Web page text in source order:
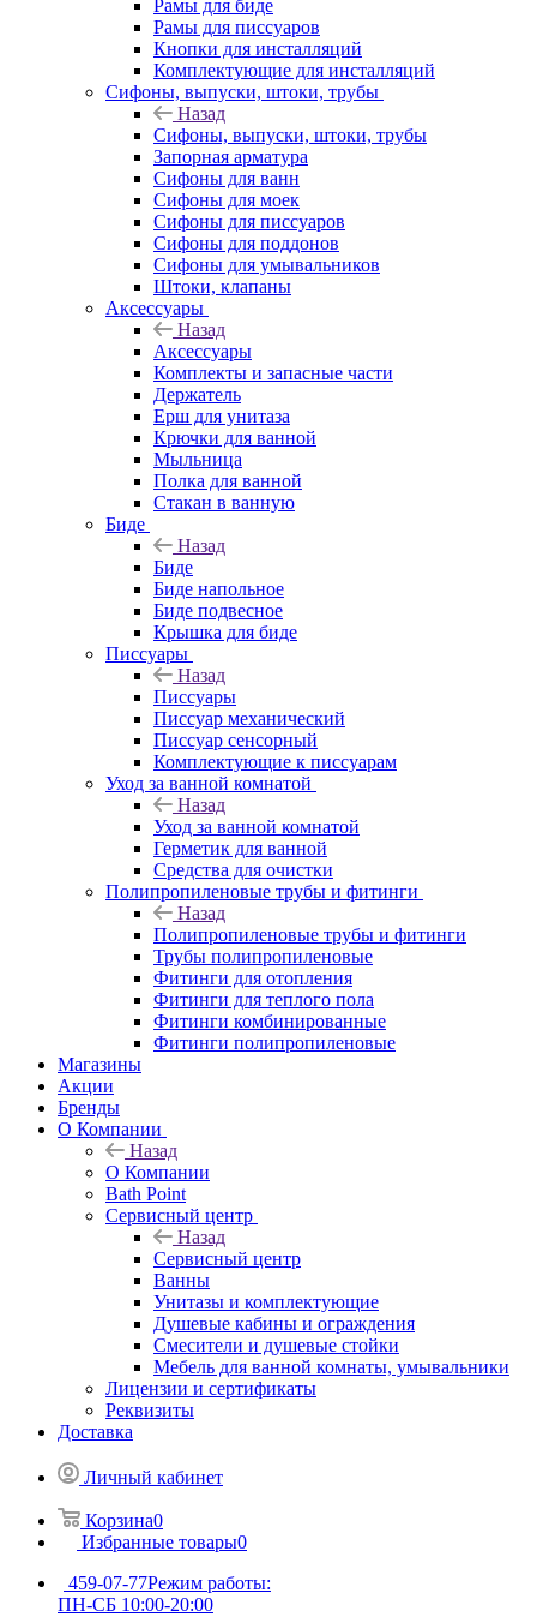
Рамы для биде
Рамы для писсуаров
Кнопки для инсталляций
Комплектующие для инсталляций
Сифоны, выпуски, штоки, трубы
Назад
Сифоны, выпуски, штоки, трубы
Запорная арматура
Сифоны для ванн
Сифоны для моек
Сифоны для писсуаров
Сифоны для поддонов
Сифоны для умывальников
Штоки, клапаны
Аксессуары
Назад
Аксессуары
Комплекты и запасные части
Держатель
Ерш для унитаза
Крючки для ванной
Мыльница
Полка для ванной
Стакан в ванную
Биде
Назад
Биде
Биде напольное
Биде подвесное
Крышка для биде
Писсуары
Назад
Писсуары
Писсуар механический
Писсуар сенсорный
Комплектующие к писсуарам
Уход за ванной комнатой
Назад
Уход за ванной комнатой
Герметик для ванной
Средства для очистки
Полипропиленовые трубы и фитинги
Назад
Полипропиленовые трубы и фитинги
Трубы полипропиленовые
Фитинги для отопления
Фитинги для теплого пола
Фитинги комбинированные
Фитинги полипропиленовые
Магазины
Акции
Бренды
О Компании
Назад
О Компании
Bath Point
Сервисный центр
Назад
Сервисный центр
Ванны
Унитазы и комплектующие
Душевые кабины и ограждения
Смесители и душевые стойки
Мебель для ванной комнаты, умывальники
Лицензии и сертификаты
Реквизиты
Доставка
Личный кабинет
Корзина0
Избранные товары0
459-07-77Режим работы:
ПН-СБ 10:00-20:00